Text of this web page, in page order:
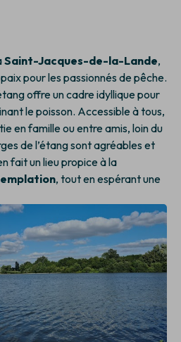
Saint-Jacques-de-la-Lande,
pour les passionnés de pêche.
offre un cadre idyllique pour
le poisson. Accessible à tous,
en famille ou entre amis, loin du
de l’étang sont agréables et
fait un lieu propice à la
, tout en espérant une